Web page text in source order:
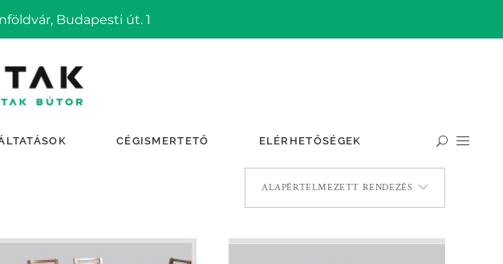
Budapesti út. 1
CÉGISMERTETŐ ELÉRHETŐSÉGEK
ALAPÉRTELMEZETT RENDEZÉS